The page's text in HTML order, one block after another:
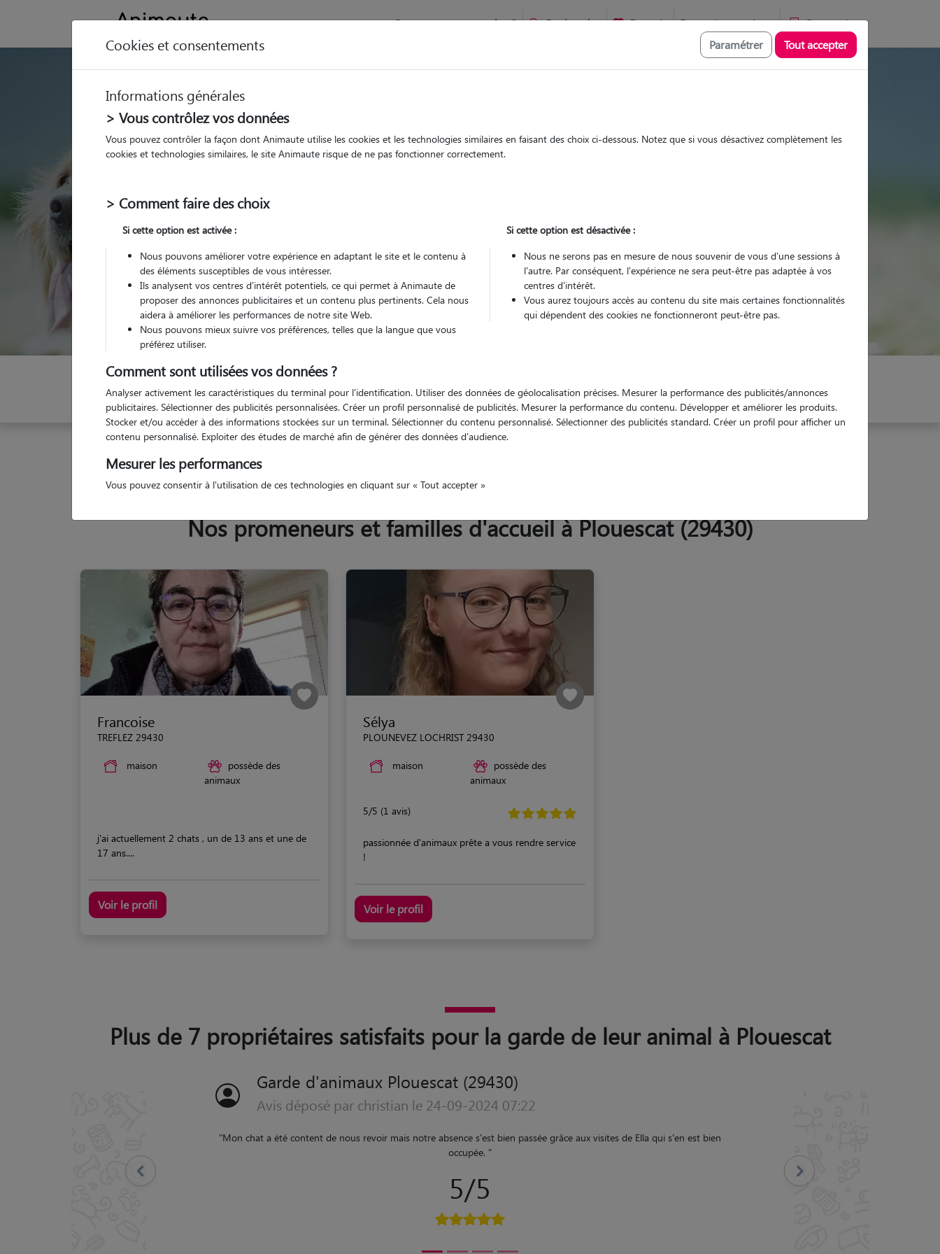
Comment ça marche ? Recherche Favoris Devenir pet sitter Connexion
GARDE ANIMAUX à Plouescat : Garde chien et chat en famille ou à domicile, visites et promenades
Trouvez une garde animaux à
Plouescat
Garde Promenades
Pour quel animal ?
Trouver mon Pet Sitter
Indiquez vos dates
Nos promeneurs et familles d'accueil à Plouescat (29430)
Francoise
TREFLEZ 29430
maison
possède des
animaux
j'ai actuellement 2 chats , un de 13 ans et une de
17 ans....
Voir le profil
Sélya
PLOUNEVEZ LOCHRIST 29430
maison
possède des
animaux
5/5 (1 avis)
passionnée d'animaux prête a vous rendre service
!
Voir le profil
Plus de 7 propriétaires satisfaits pour la garde de leur animal à Plouescat
Garde d'animaux Plouescat (29430)
Avis déposé par Aglae le 19-09-2024 05:07
Merci infiniment à Catherine pour la garde de Lala et Gus ! Catherine est mieux qu'une pet sitter : une vraie maman pour
nos toutous. Confiance absolue et énorme merci pour son dévouement avec nos deux vieux chiens. Nous recommandons
5/5
Cookies et consentements Paramétrer Tout accepter
Informations générales
> Vous contrôlez vos données
Vous pouvez contrôler la façon dont Animaute utilise les cookies et les technologies similaires en faisant des choix ci-dessous. Notez que si vous désactivez complètement les
cookies et technologies similaires, le site Animaute risque de ne pas fonctionner correctement.
> Comment faire des choix
Si cette option est activée :
Nous pouvons améliorer votre expérience en adaptant le site et le contenu à
des éléments susceptibles de vous intéresser.
Ils analysent vos centres d'intérêt potentiels, ce qui permet à Animaute de
proposer des annonces publicitaires et un contenu plus pertinents. Cela nous
aidera à améliorer les performances de notre site Web.
Nous pouvons mieux suivre vos préférences, telles que la langue que vous
préférez utiliser.
Si cette option est désactivée :
Nous ne serons pas en mesure de nous souvenir de vous d'une sessions à
l'autre. Par conséquent, l'expérience ne sera peut-être pas adaptée à vos
centres d'intérêt.
Vous aurez toujours accès au contenu du site mais certaines fonctionnalités
qui dépendent des cookies ne fonctionneront peut-être pas.
Comment sont utilisées vos données ?
Analyser activement les caractéristiques du terminal pour l'identification. Utiliser des données de géolocalisation précises. Mesurer la performance des publicités/annonces
publicitaires. Sélectionner des publicités personnalisées. Créer un profil personnalisé de publicités. Mesurer la performance du contenu. Développer et améliorer les produits.
Stocker et/ou accéder à des informations stockées sur un terminal. Sélectionner du contenu personnalisé. Sélectionner des publicités standard. Créer un profil pour afficher un
contenu personnalisé. Exploiter des études de marché afin de générer des données d'audience.
Mesurer les performances
Vous pouvez consentir à l'utilisation de ces technologies en cliquant sur « Tout accepter »